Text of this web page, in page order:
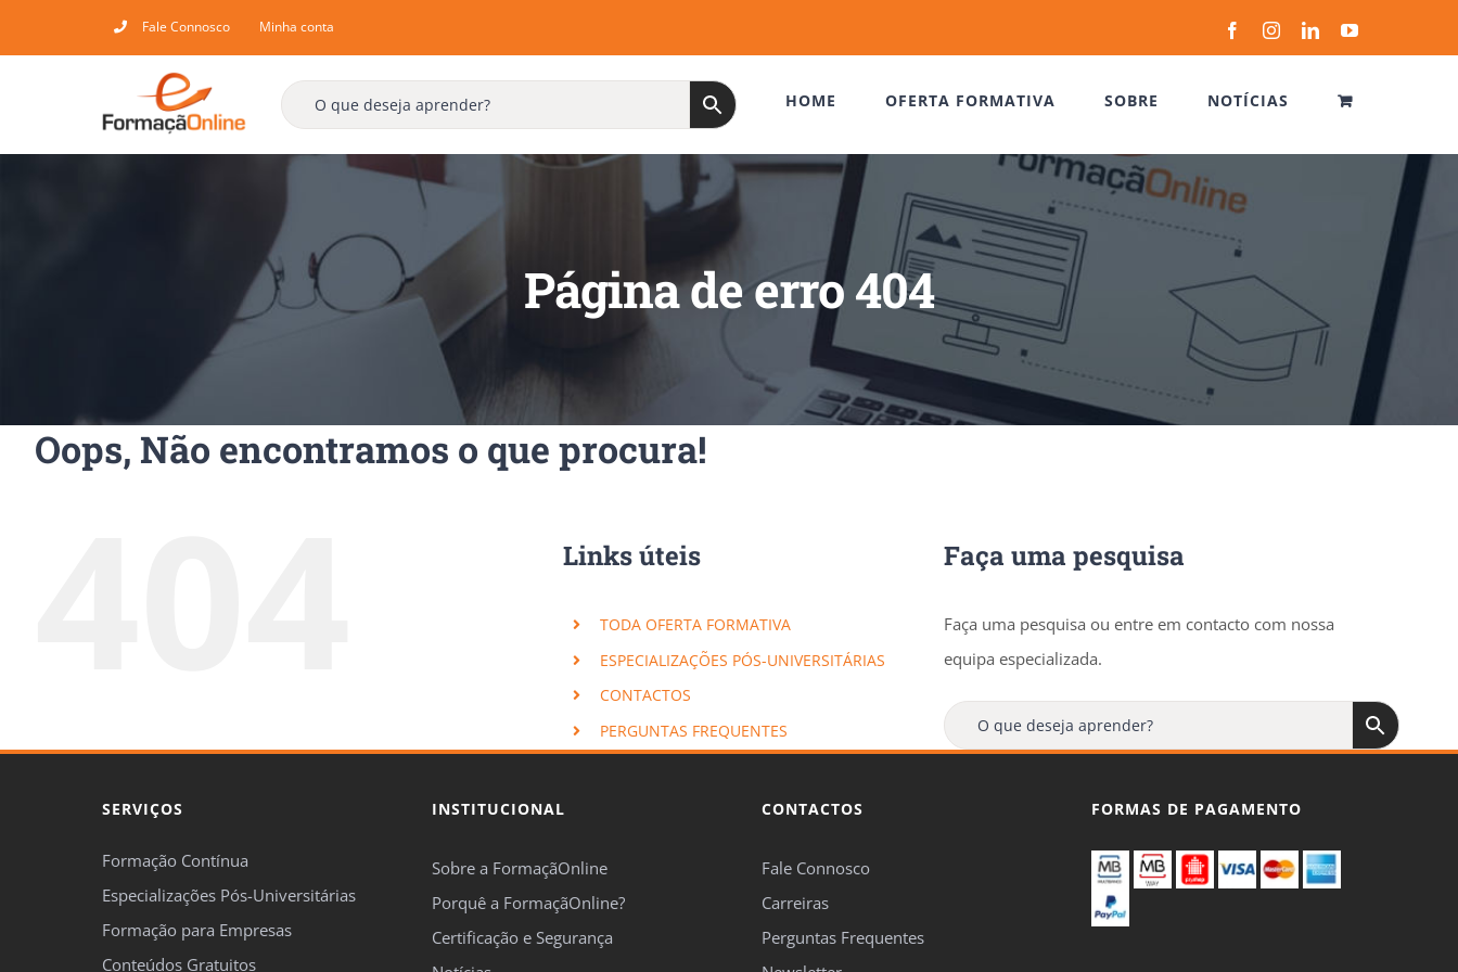
to
Fale Connosco Minha conta FacebookInstagramLinkedInYouTube
HOME OFERTA FORMATIVA SOBRE NOTÍCIAS
Página de erro 404
Oops, Não encontramos o que procura!
Links úteis
TODA OFERTA FORMATIVA
ESPECIALIZAÇÕES PÓS-UNIVERSITÁRIAS
CONTACTOS
PERGUNTAS FREQUENTES
Faça uma pesquisa
Faça uma pesquisa ou entre em contacto com nossa
equipa especializada.
SERVIÇOS
Formação Contínua
Especializações Pós-Universitárias
Formação para Empresas
Conteúdos Gratuitos
INSTITUCIONAL
Sobre a FormaçãOnline
Porquê a FormaçãOnline?
Certificação e Segurança
CONTACTOS
Fale Connosco
Carreiras
Perguntas Frequentes
FORMAS DE PAGAMENTO